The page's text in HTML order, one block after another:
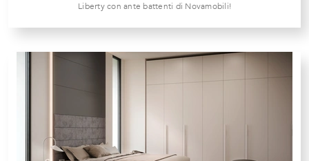
Liberty con ante battenti di Novamobili!